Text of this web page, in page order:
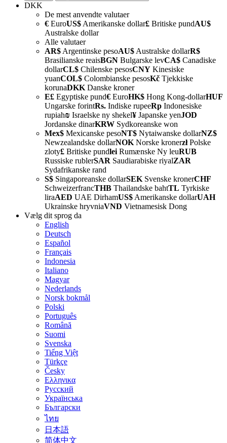
DKK
De mest anvendte valutaer
€ EuroUS$ Amerikanske dollar£ Britiske pundAU$
Australske dollar
Alle valutaer
AR$ Argentinske pesoAU$ Australske dollarR$
Brasilianske reaisBGN Bulgarske levCA$ Canadiske
dollarCL$ Chilenske pesosCNY Kinesiske
yuanCOL$ Colombianske pesosKč Tjekkiske
korunaDKK Danske kroner
E£ Egyptiske pund€ EuroHK$ Hong Kong-dollarHUF
Ungarske forintRs. Indiske rupeeRp Indonesiske
rupiah₪ Israelske ny shekel¥ Japanske yenJOD
Jordanske dinarKRW Sydkoreanske won
Mex$ Mexicanske pesoNT$ Nytaiwanske dollarNZ$
Newzealandske dollarNOK Norske kronerzłPolske
zloty£ Britiske pundlei Rumænske Ny leuRUB
Russiske rublerSAR Saudiarabiske riyalZAR
Sydafrikanske rand
S$ Singaporeanske dollarSEK Svenske kronerCHF
SchweizerfrancTHB Thailandske bahtTL Tyrkiske
liraAED UAE DirhamUS$ Amerikanske dollarUAH
Ukrainske hryvniaVND Vietnamesisk Dong
Vælg dit sprog da
English
Deutsch
Español
Français
Indonesia
Italiano
Magyar
Nederlands
Norsk bokmål
Polski
Português
Română
Suomi
Svenska
Tiếng Việt
Türkçe
Česky
Ελληνικα
Русский
Українська
Български
ไทย
日本語
简体中文